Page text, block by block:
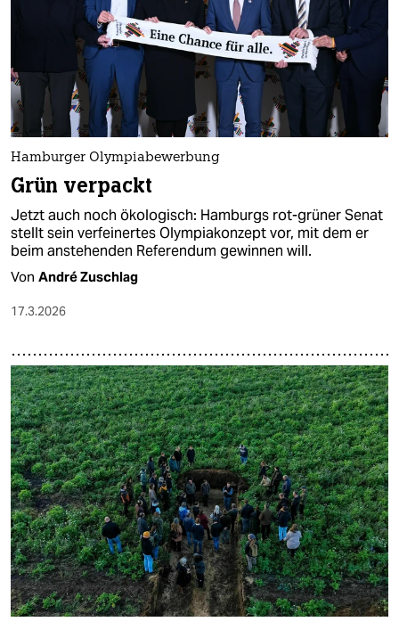
Hamburger Olympiabewerbung
Grün verpackt
Jetzt auch noch ökologisch: Hamburgs rot-grüner Senat
stellt sein verfeinertes Olympiakonzept vor, mit dem er
beim anstehenden Referendum gewinnen will.
Von André Zuschlag
17.3.2026